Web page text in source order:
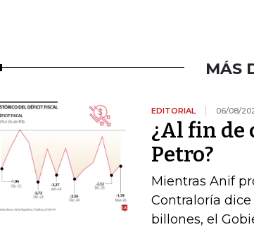
MÁS
EDITORIAL 06/08/
¿Al fin de
Petro?
Mientras Anif
Contraloría
billones, el